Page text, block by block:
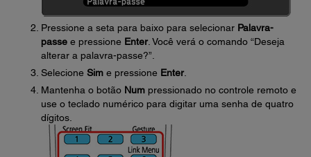
Pressione a seta para baixo para selecionar Palavra-
passe e pressione Enter. Você verá o comando “Deseja
alterar a palavra-passe?”.
Selecione Sim e pressione Enter.
Mantenha o botão Num pressionado no controle remoto e
use o teclado numérico para digitar uma senha de quatro
dígitos.